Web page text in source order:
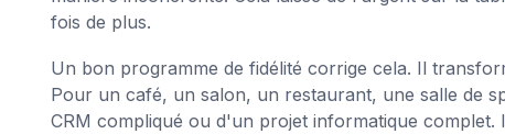
fois de plus.
Un bon programme de fidélité corrige cela. Il
Pour un café, un salon, un restaurant, une salle de
CRM compliqué ou d'un projet informatique